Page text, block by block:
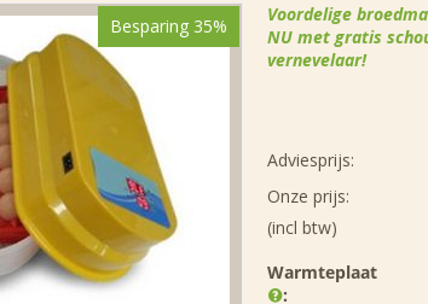
Besparing 35%
Voordelige
NU met gratis
vernevelaar!
Adviesprijs:
Onze prijs:
(incl btw)
Warmteplaat
: